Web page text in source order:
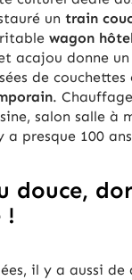
un train
wagon hôtel
acajou donne
de
.
salon salle à
presque 100
douce,
!
il y a aussi de